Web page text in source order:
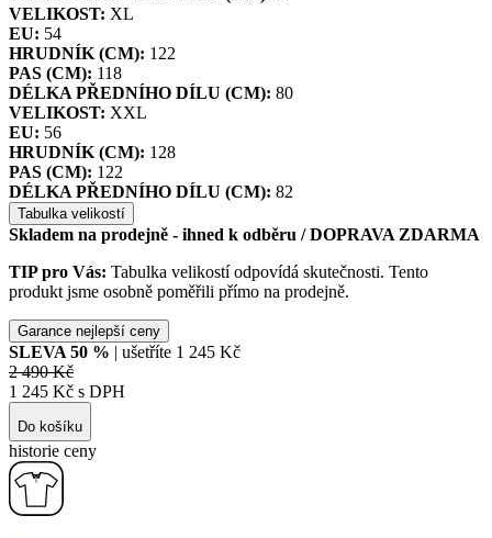
VELIKOST: XL
EU: 54
HRUDNÍK (CM): 122
PAS (CM): 118
DÉLKA PŘEDNÍHO DÍLU (CM): 80
VELIKOST: XXL
EU: 56
HRUDNÍK (CM): 128
PAS (CM): 122
DÉLKA PŘEDNÍHO DÍLU (CM): 82
Tabulka velikostí
Skladem na prodejně - ihned k odběru / DOPRAVA ZDARMA
TIP pro Vás: Tabulka velikostí odpovídá skutečnosti. Tento
produkt jsme osobně poměřili přímo na prodejně.
Garance nejlepší ceny
SLEVA 50 % | ušetříte 1 245 Kč
2 490 Kč
1 245 Kč s DPH
Do košíku
historie ceny